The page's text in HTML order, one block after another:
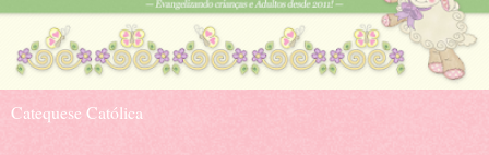
Catequese Católica